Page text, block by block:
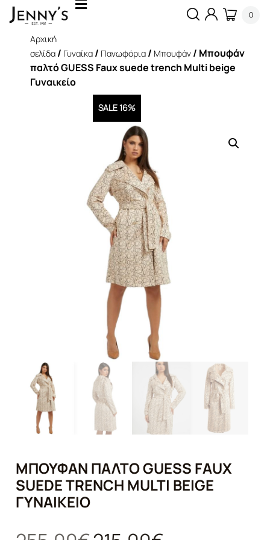
0
Αρχική
σελίδα / Γυναίκα / Πανωφόρια / Μπουφάν / Μπουφάν
παλτό GUESS Faux suede trench Multi beige
Γυναικείο
SALE 16%
ΜΠΟΥΦΆΝ ΠΑΛΤΌ GUESS FAUX
SUEDE TRENCH MULTI BEIGE
ΓΥΝΑΙΚΕΊΟ
Original